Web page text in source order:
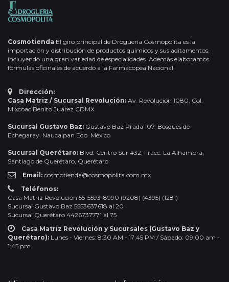
Cosmotienda El giro principal de Droguería Cosmopolita es la
importación y distribución de productos químicos y sus aditamentos,
incluyendo una gran variedad de especialidades. Además elaboramos
fórmulas oficinales de acuerdo a la Farmacopea Nacional.
Dirección:
Casa Matriz / Sucursal Revolución: Av. Revolución 1080, Col.
Mixcoac Benito Juárez CDMX
Sucursal Gustavo Baz: Gustavo Baz Prada 107, Bosques de
Echegaray, Naucalpan Edo. México
Sucursal Querétaro: Blvd. Centro Sur #32, Fracc. La Alhambra,
Santiago de Querétaro, Querétaro
Email: cosmotienda@cosmopolita.com.mx
Teléfonos:
Casa Matriz Revolución 55-5593-8990 (9208) (4395) (1281)
Sucursal Gustavo Baz 5553637618 al 20
Sucursal Querétaro 4426737771 al 75
Casa Matriz Revolución y Sucursales (Gustavo Baz y
Querétaro): Lunes - Viernes: 8:30 AM - 17:45 PM / Sábado: 09:00 am -
1:45 pm